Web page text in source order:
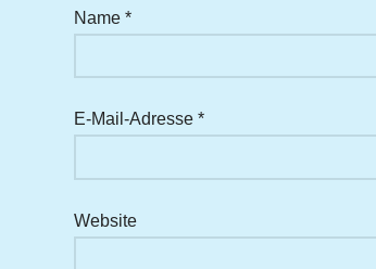
Name *
E-Mail-Adresse *
Website